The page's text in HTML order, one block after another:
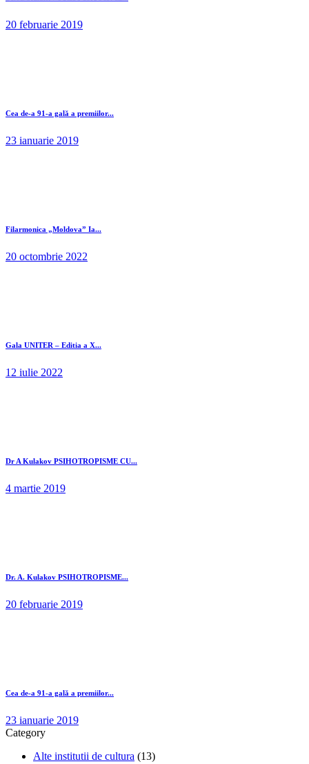
20 februarie 2019
Cea de-a 91-a gală a premiilor...
23 ianuarie 2019
Filarmonica „Moldova” Ia...
20 octombrie 2022
Gala UNITER – Editia a X...
12 iulie 2022
Dr A Kulakov PSIHOTROPISME CU...
4 martie 2019
Dr. A. Kulakov PSIHOTROPISME...
20 februarie 2019
Cea de-a 91-a gală a premiilor...
23 ianuarie 2019
Category
Alte institutii de cultura (13)